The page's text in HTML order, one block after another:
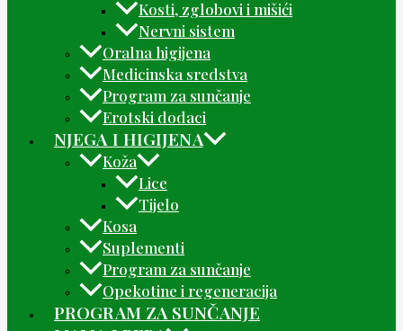
Kosti, zglobovi i mišići
Nervni sistem
Oralna higijena
Medicinska sredstva
Program za sunčanje
Erotski dodaci
NJEGA I HIGIJENA
Koža
Lice
Tijelo
Kosa
Suplementi
Program za sunčanje
Opekotine i regeneracija
PROGRAM ZA SUNČANJE